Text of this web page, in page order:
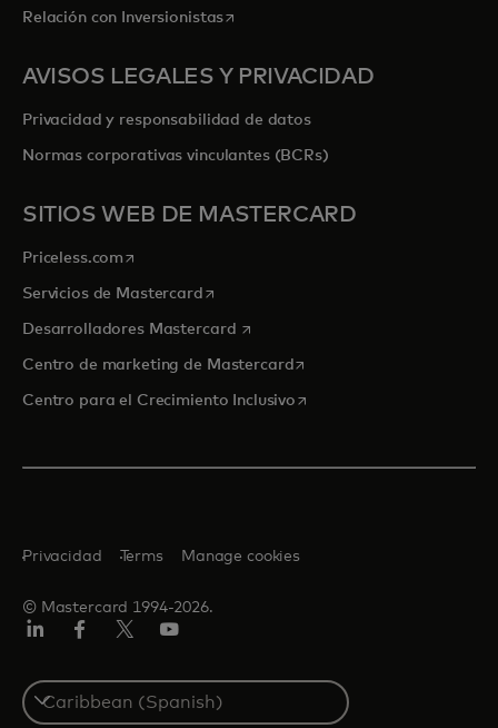
Relación con Inversionistasse abre en una pestaña nueva
AVISOS LEGALES Y PRIVACIDAD
Privacidad y responsabilidad de datos
Normas corporativas vinculantes (BCRs)
SITIOS WEB DE MASTERCARD
Priceless.com se abre en una pestaña nueva
Servicios de Mastercardse abre en una pestaña nueva
Desarrolladores Mastercard se abre en una pestaña nueva
Centro de marketing de Mastercardse abre en una pestaña
Centro para el Crecimiento Inclusivose abre en una pestaña
© Mastercard 1994-2026.
Privacidad Terms Manage cookies
Select
a
country